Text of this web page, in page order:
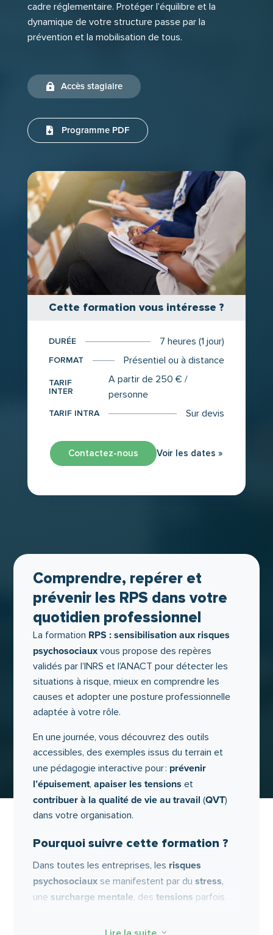
cadre réglementaire. Protéger l’équilibre et la
dynamique de votre structure passe par la
prévention et la mobilisation de tous.
Accès stagiaire
Programme PDF
Cette formation vous intéresse ?
DURÉE 7 heures (1 jour)
FORMAT Présentiel ou à distance
TARIF
INTER
A partir de 250 € /
personne
TARIF INTRA Sur devis
Contactez-nous Voir les dates »
Comprendre, repérer et
prévenir les RPS dans votre
quotidien professionnel
La formation RPS : sensibilisation aux risques
psychosociaux vous propose des repères
validés par l’INRS et l’ANACT pour détecter les
situations à risque, mieux en comprendre les
causes et adopter une posture professionnelle
adaptée à votre rôle.
En une journée, vous découvrez des outils
accessibles, des exemples issus du terrain et
une pédagogie interactive pour : prévenir
l’épuisement,apaiser les tensions et
contribuer à la qualité de vie au travail (QVT)
dans votre organisation.
Pourquoi suivre cette formation ?
Dans toutes les entreprises, les risques
psychosociaux se manifestent par dustress,
une surcharge mentale, destensions parfois
réelles : absentéisme, baisse de performance,
3